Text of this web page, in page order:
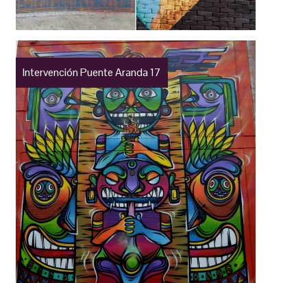
Intervención Puente Aranda 17